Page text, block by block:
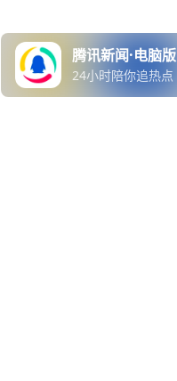
腾讯新闻·电脑版
24小时陪你追热点